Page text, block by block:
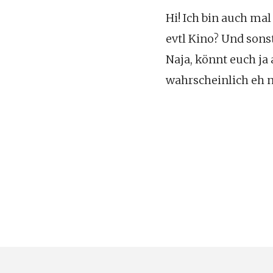
Hi! Ich bin auch
evtl Kino? Und
Naja, könnt euch
wahrscheinlich eh